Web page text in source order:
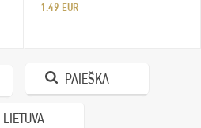
1.49 EUR
PAIEŠKA
LIETUVA